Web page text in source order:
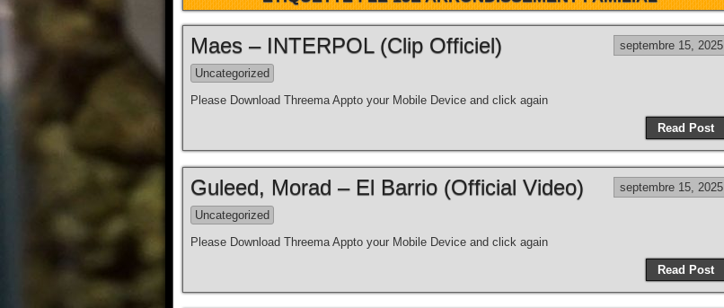
Maes – INTERPOL (Clip Officiel) septembre 15, 2025
Uncategorized
Please Download Threema Appto your Mobile Device and click again
Read Post
Guleed, Morad – El Barrio (Official Video) septembre 15, 2025
Uncategorized
Please Download Threema Appto your Mobile Device and click again
Read Post